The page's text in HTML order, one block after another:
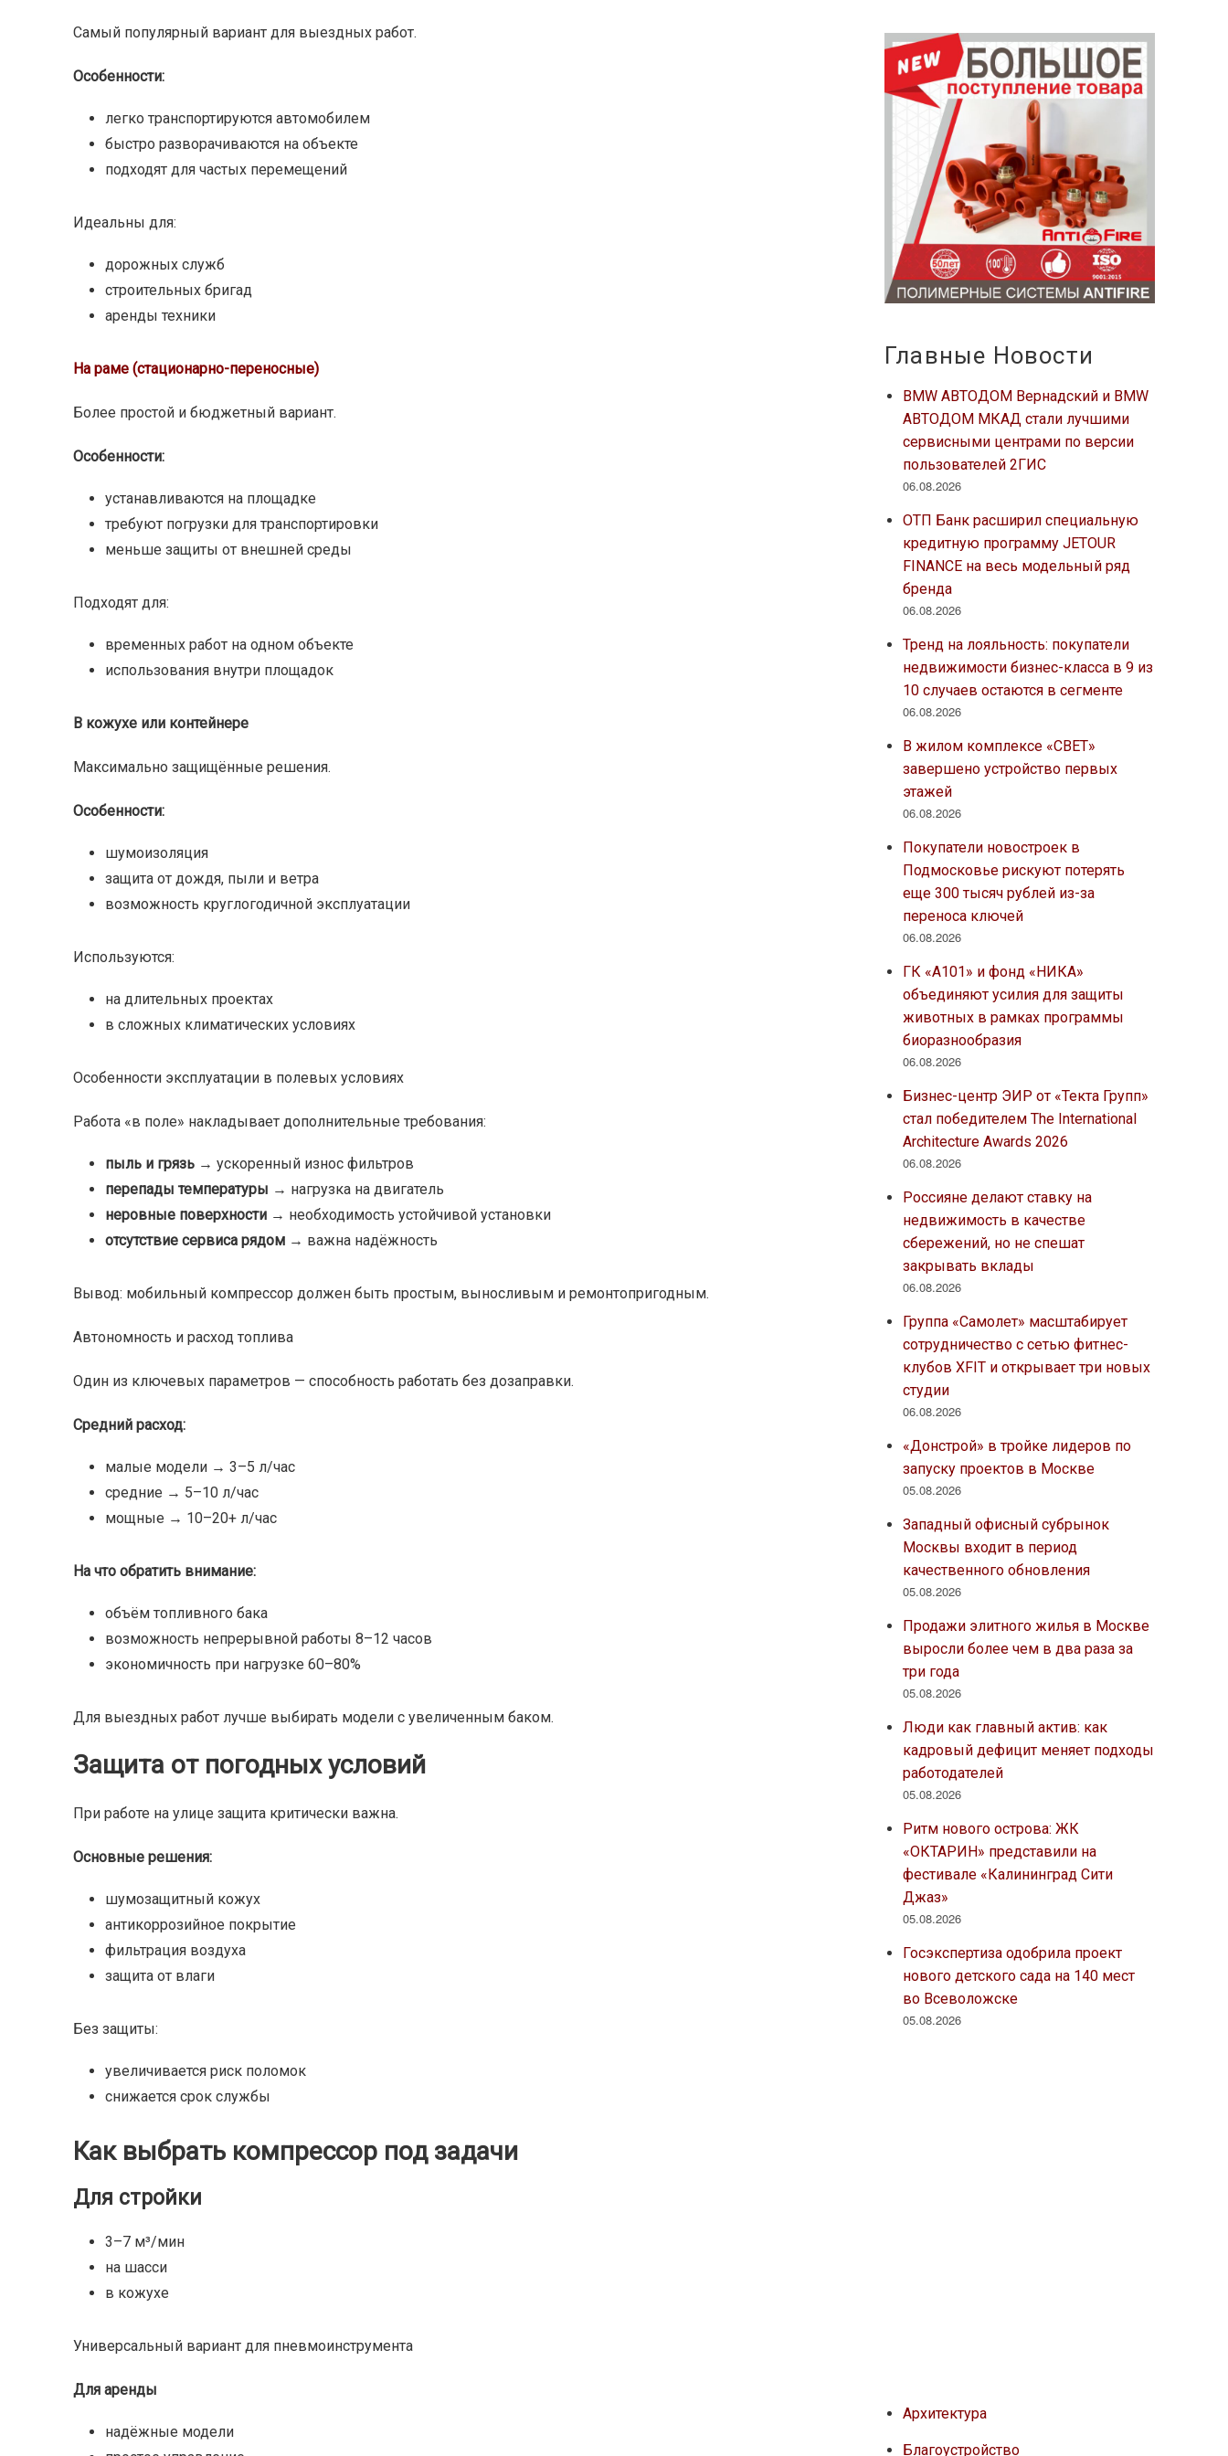
Самый популярный вариант для выездных работ.
Особенности:
легко транспортируются автомобилем
быстро разворачиваются на объекте
подходят для частых перемещений
Идеальны для:
дорожных служб
строительных бригад
аренды техники
На раме (стационарно-переносные)
Более простой и бюджетный вариант.
Особенности:
устанавливаются на площадке
требуют погрузки для транспортировки
меньше защиты от внешней среды
Подходят для:
временных работ на одном объекте
использования внутри площадок
В кожухе или контейнере
Максимально защищённые решения.
Особенности:
шумоизоляция
защита от дождя, пыли и ветра
возможность круглогодичной эксплуатации
Используются:
на длительных проектах
в сложных климатических условиях
Особенности эксплуатации в полевых условиях
Работа «в поле» накладывает дополнительные требования:
пыль и грязь → ускоренный износ фильтров
перепады температуры → нагрузка на двигатель
неровные поверхности → необходимость устойчивой установки
отсутствие сервиса рядом → важна надёжность
Вывод: мобильный компрессор должен быть простым, выносливым и ремонтопригодным.
Автономность и расход топлива
Один из ключевых параметров — способность работать без дозаправки.
Средний расход:
малые модели → 3–5 л/час
средние → 5–10 л/час
мощные → 10–20+ л/час
На что обратить внимание:
объём топливного бака
возможность непрерывной работы 8–12 часов
экономичность при нагрузке 60–80%
Для выездных работ лучше выбирать модели с увеличенным баком.
Защита от погодных условий
При работе на улице защита критически важна.
Основные решения:
шумозащитный кожух
антикоррозийное покрытие
фильтрация воздуха
защита от влаги
Без защиты:
увеличивается риск поломок
снижается срок службы
Как выбрать компрессор под задачи
Для стройки
3–7 м³/мин
на шасси
в кожухе
Универсальный вариант для пневмоинструмента
Для аренды
надёжные модели
Главные Новости
BMW АВТОДОМ Вернадский и BMW
АВТОДОМ МКАД стали лучшими
сервисными центрами по версии
пользователей 2ГИС
06.08.2026
ОТП Банк расширил специальную
кредитную программу JETOUR
FINANCE на весь модельный ряд
бренда
06.08.2026
Тренд на лояльность: покупатели
недвижимости бизнес-класса в 9 из
10 случаев остаются в сегменте
06.08.2026
В жилом комплексе «СВЕТ»
завершено устройство первых
этажей
06.08.2026
Покупатели новостроек в
Подмосковье рискуют потерять
еще 300 тысяч рублей из-за
переноса ключей
06.08.2026
ГК «А101» и фонд «НИКА»
объединяют усилия для защиты
животных в рамках программы
биоразнообразия
06.08.2026
Бизнес-центр ЭИР от «Текта Групп»
стал победителем The International
Architecture Awards 2026
06.08.2026
Россияне делают ставку на
недвижимость в качестве
сбережений, но не спешат
закрывать вклады
06.08.2026
Группа «Самолет» масштабирует
сотрудничество с сетью фитнес-
клубов XFIT и открывает три новых
студии
06.08.2026
«Донстрой» в тройке лидеров по
запуску проектов в Москве
05.08.2026
Западный офисный субрынок
Москвы входит в период
качественного обновления
05.08.2026
Продажи элитного жилья в Москве
выросли более чем в два раза за
три года
05.08.2026
Люди как главный актив: как
кадровый дефицит меняет подходы
работодателей
05.08.2026
Ритм нового острова: ЖК
«ОКТАРИН» представили на
фестивале «Калининград Сити
Джаз»
05.08.2026
Госэкспертиза одобрила проект
нового детского сада на 140 мест
во Всеволожске
05.08.2026
Архитектура
Благоустройство